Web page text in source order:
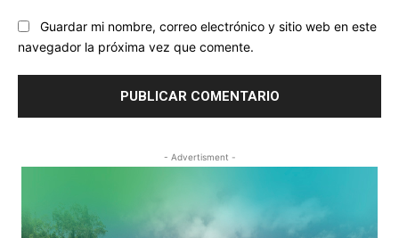
Guardar mi nombre, correo electrónico y sitio web en este
navegador la próxima vez que comente.
- Advertisment -